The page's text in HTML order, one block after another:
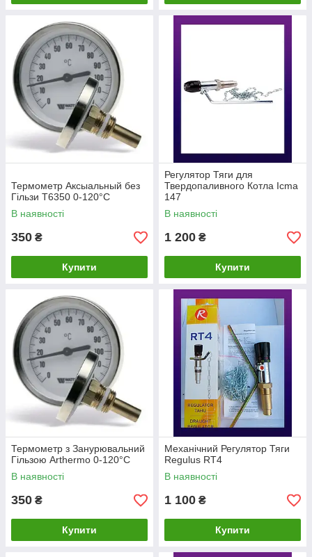
Термометр Аксыальный без
Гільзи T6350 0-120°C
В наявності
350 ₴
Купити
Регулятор Тяги для
Твердопаливного Котла Icma
147
В наявності
1 200 ₴
Купити
Термометр з Занурювальний
Гільзою Arthermo 0-120°C
В наявності
350 ₴
Купити
Механічний Регулятор Тяги
Regulus RT4
В наявності
1 100 ₴
Купити